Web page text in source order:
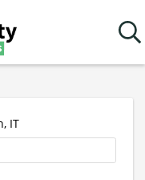
IT